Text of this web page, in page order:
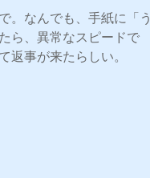
。なんでも、手紙に「う
ら、異常なスピードで
返事が来たらしい。